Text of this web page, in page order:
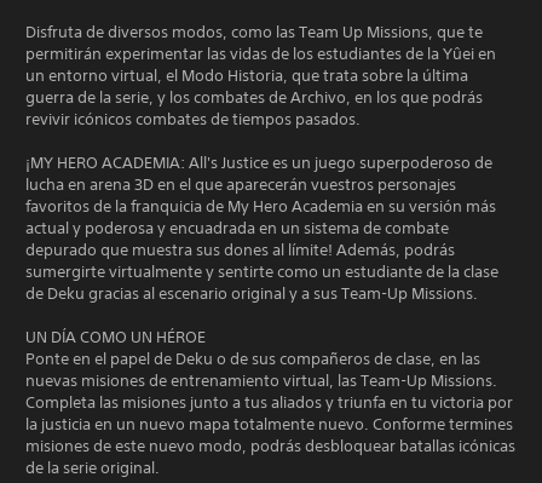
Disfruta de diversos modos, como las Team Up Missions, que te
permitirán experimentar las vidas de los estudiantes de la Yûei en
un entorno virtual, el Modo Historia, que trata sobre la última
guerra de la serie, y los combates de Archivo, en los que podrás
revivir icónicos combates de tiempos pasados.
¡MY HERO ACADEMIA: All's Justice es un juego superpoderoso de
lucha en arena 3D en el que aparecerán vuestros personajes
favoritos de la franquicia de My Hero Academia en su versión más
actual y poderosa y encuadrada en un sistema de combate
depurado que muestra sus dones al límite! Además, podrás
sumergirte virtualmente y sentirte como un estudiante de la clase
de Deku gracias al escenario original y a sus Team-Up Missions.
UN DÍA COMO UN HÉROE
Ponte en el papel de Deku o de sus compañeros de clase, en las
nuevas misiones de entrenamiento virtual, las Team-Up Missions.
Completa las misiones junto a tus aliados y triunfa en tu victoria por
la justicia en un nuevo mapa totalmente nuevo. Conforme termines
misiones de este nuevo modo, podrás desbloquear batallas icónicas
de la serie original.